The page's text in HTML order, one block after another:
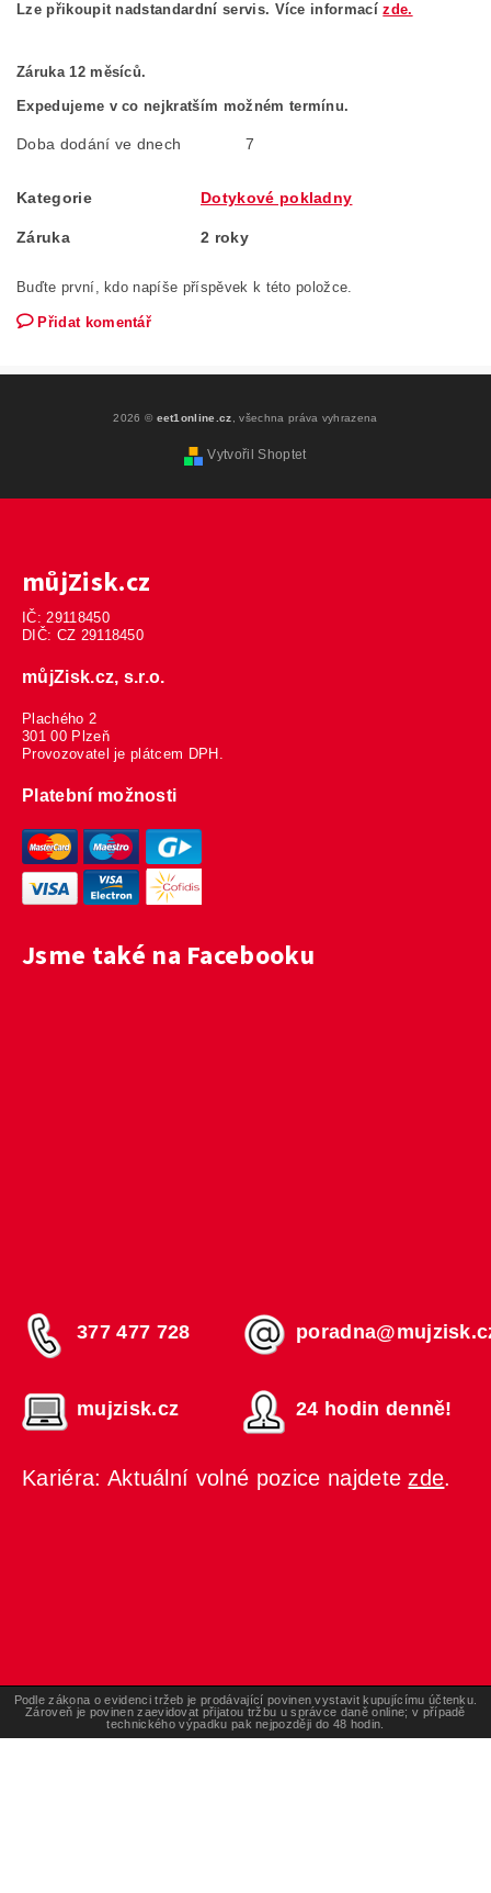
Lze přikoupit nadstandardní servis. Více informacízde.
Záruka 12 měsíců.
Expedujeme v co nejkratším možném termínu.
Doba dodání ve dnech 7
Kategorie Dotykové pokladny
Záruka 2 roky
Buďte první, kdo napíše příspěvek k této položce.
Přidat komentář
2026 © eet1online.cz , všechna práva vyhrazena
Vytvořil Shoptet
můjZisk.cz
IČ: 29118450
DIČ: CZ 29118450
můjZisk.cz, s.r.o.
Plachého 2
301 00 Plzeň
Provozovatel je plátcem DPH.
Platební možnosti
Jsme také na Facebooku
377 477 728
mujzisk.cz 24 hodin denně!
Kariéra: Aktuální volné pozice najdete zde.
Podle zákona o evidenci tržeb je prodávající povinen vystavit kupujícímu účtenku.
Zároveň je povinen zaevidovat přijatou tržbu u správce daně online; v případě
technického výpadku pak nejpozději do 48 hodin.